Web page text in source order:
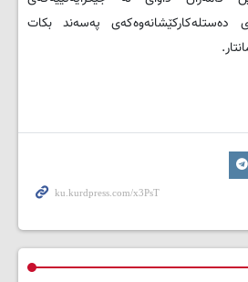
دەستلەکارکێشانەوەکەی پەسەند بکات